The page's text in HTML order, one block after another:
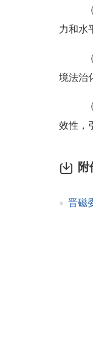
力和水
境法治
效性，
附
晋磁